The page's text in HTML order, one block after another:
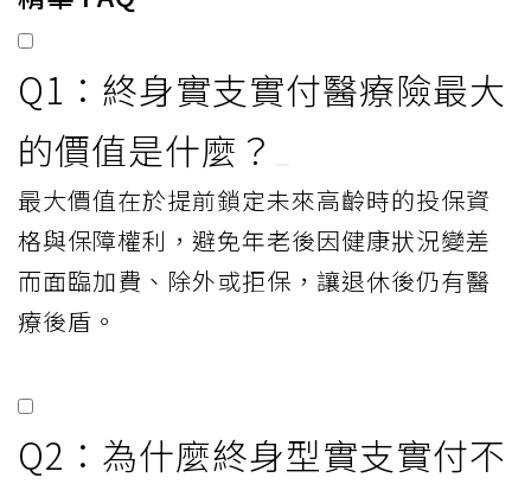
Q1：終身實支實付醫療險最大
的價值是什麼？
最大價值在於提前鎖定未來高齡時的投保資
格與保障權利，避免年老後因健康狀況變差
而面臨加費、除外或拒保，讓退休後仍有醫
療後盾。
Q2：為什麼終身型實支實付不